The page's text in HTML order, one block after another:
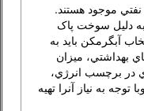
موجود هستند.
دليل سوخت پاک
آبگرمكن بايد به
بهداشتي، ميزان
در برچسب انرژي،
به نیاز آنرا تهیه